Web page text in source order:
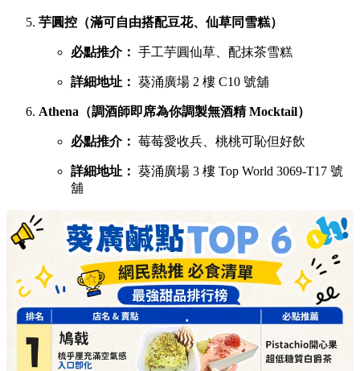
芋圓控（滿可自由搭配豆花、仙草同雪糕）
必點推介： 手工芋圓仙草、配抹茶雪糕
詳細地址： 葵涌廣場 2 樓 C10 號舖
Athena（調酒師即席為你調製無酒精 Mocktail）
必點推介： 莓莓愛收兵、桃桃可恥但好飲
詳細地址： 葵涌廣場 3 樓 Top World 3069-T17 號
舖